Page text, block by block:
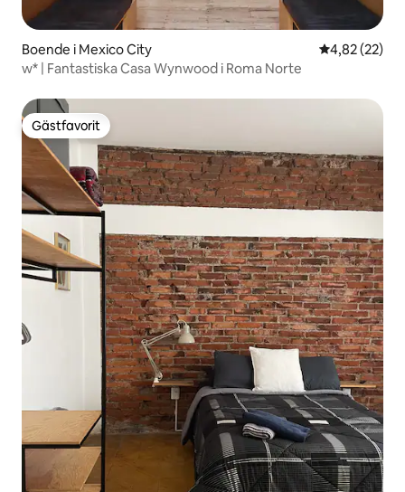
Boende i Mexico City 4,82 av 5 i
4,82 (22)
w* | Fantastiska Casa Wynwood i Roma Norte
Gästfavorit
Gästfavorit